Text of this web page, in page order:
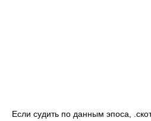
Если судить по данным эпоса,